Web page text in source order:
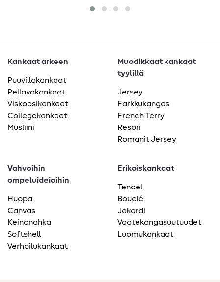
Kankaat arkeen
Puuvillakankaat
Pellavakankaat
Viskoosikankaat
Collegekankaat
Musliini
Muodikkaat kankaat
tyylillä
Jersey
Farkkukangas
French Terry
Resori
Romanit Jersey
Vahvoihin
ompeluideioihin
Huopa
Canvas
Keinonahka
Softshell
Verhoilukankaat
Erikoiskankaat
Tencel
Bouclé
Jakardi
Vaatekangasuutuudet
Luomukankaat